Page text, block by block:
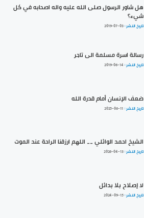
هل شاور الرسول صلى الله عليه واله اصحابه في كل
شيء؟
تاريخ النشر :2019-07-03
رسالة اسرة مسلمة الى تاجر
تاريخ النشر : 2019-06-14
ضعف الإنسان أمام قدرة الله
تاريخ النشر : 2025-06-11
الشيخ احمد الوائلي __ اللهم ارزقنا الراحة عند الموت
تاريخ النشر :2026-04-13
لا إصلاح بلا بدائل
تاريخ النشر :2024-09-15